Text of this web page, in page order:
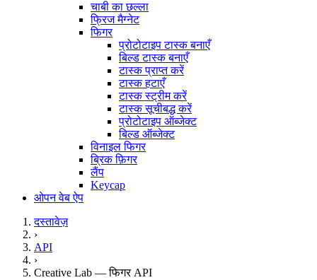
चाबी का छल्ला
फ्रिज मैग्नेट
फिगर
प्रोटोटाइप टास्क बनाएँ
बिल्ड टास्क बनाएँ
टास्क प्राप्त करें
टास्क हटाएँ
टास्क स्ट्रीम करें
टास्क सूचीबद्ध करें
प्रोटोटाइप ऑब्जेक्ट
बिल्ड ऑब्जेक्ट
विनाइल फिगर
ब्रिक फ़िगर
लैंप
Keycap
ओपन वेब ऐप
दस्तावेज़
›
API
›
Creative Lab — फिगर API